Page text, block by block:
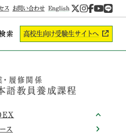
ス お問い合わせ English
索 高校生向け受験生サイトへ
・履修関係
語教員養成課程
ス